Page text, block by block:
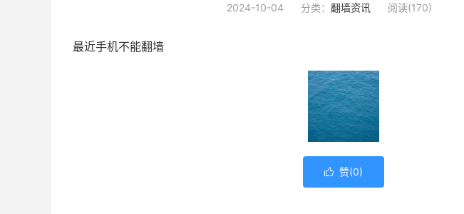
2024-10-04 分类： 翻墙资讯 阅读(170)
最近手机不能翻墙
 赞(0)